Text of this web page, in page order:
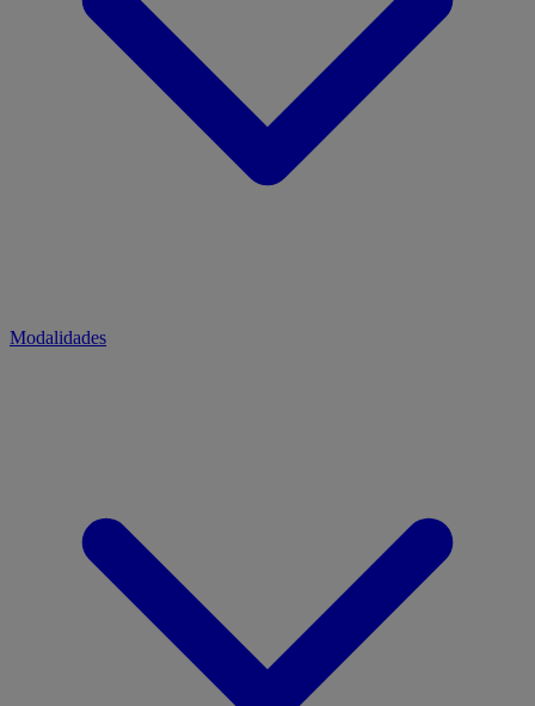
Modalidades